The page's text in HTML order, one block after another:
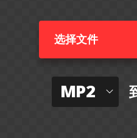
选择文件
MP2